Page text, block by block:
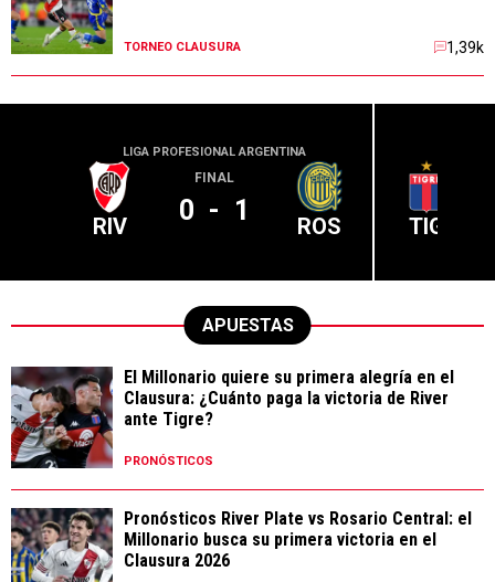
TORNEO CLAUSURA 1,39k
LIGA PROFESIONAL ARGENTINA
RIV
FINAL
0 - 1 ROS TIG
APUESTAS
El Millonario quiere su primera alegría en el
Clausura: ¿Cuánto paga la victoria de River
ante Tigre?
PRONÓSTICOS
Pronósticos River Plate vs Rosario Central: el
Millonario busca su primera victoria en el
Clausura 2026